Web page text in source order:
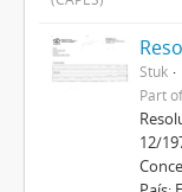
Stuk
Part
12/